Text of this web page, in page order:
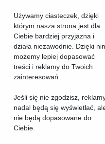
Używamy ciasteczek, dzięki
którym nasza strona jest dla
Ciebie bardziej przyjazna i
działa niezawodnie. Dzięki
możemy lepiej dopasować
treści i reklamy do Twoich
zainteresowań.
Jeśli się nie zgodzisz,
nadal będą się wyświetlać,
nie będą dopasowane do
Ciebie.
Ranking drukarek
Ranking urzadzen
Ranking urzadzen
Ranking urzadzen
Ranking urzadzen
Ranking urzadzen
Ranking urzadzen
Ranking urzadzen
Ranking urzadzen